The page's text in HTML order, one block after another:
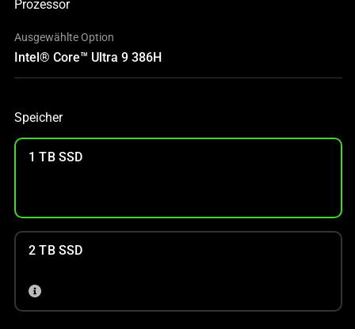
Prozessor
Ausgewählte Option
Intel® Core™ Ultra 9 386H
Speicher
1 TB SSD
2 TB SSD